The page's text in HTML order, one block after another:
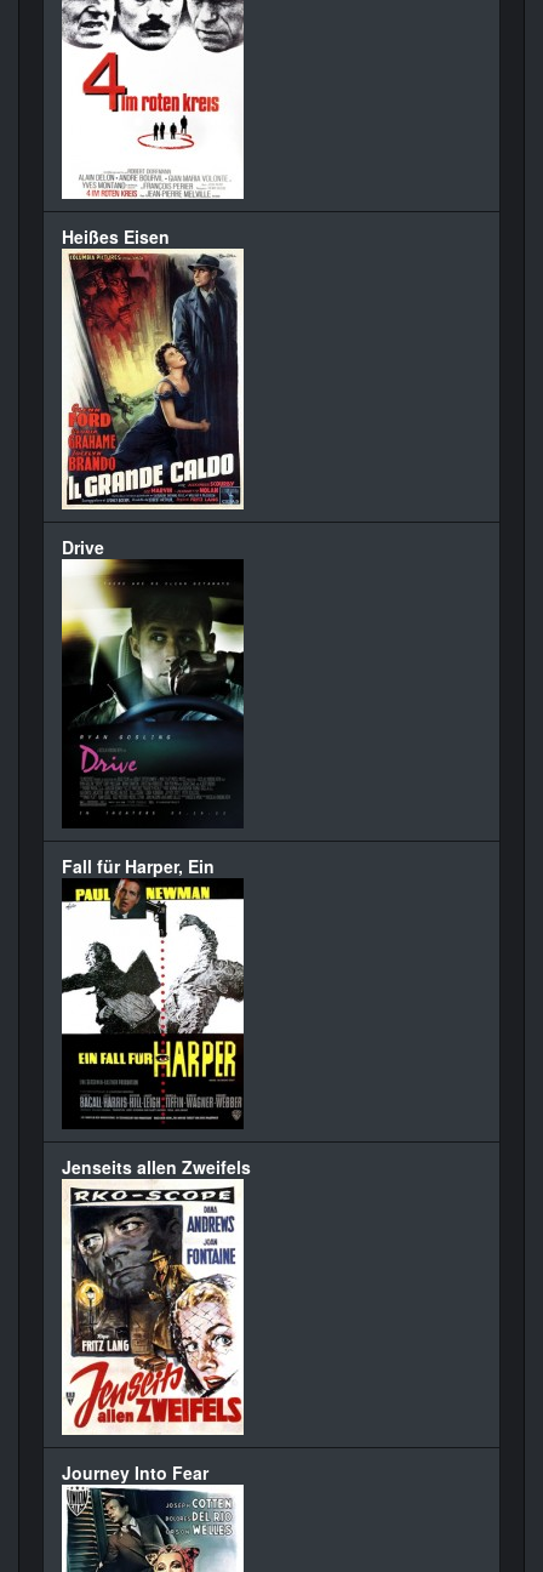
Heißes Eisen
Drive
Fall für Harper, Ein
Jenseits allen Zweifels
Journey Into Fear